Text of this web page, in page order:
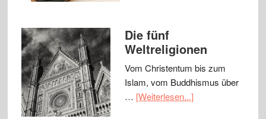
Die fünf
Weltreligionen
Vom Christentum bis zum
Islam, vom Buddhismus über
… [Weiterlesen...]